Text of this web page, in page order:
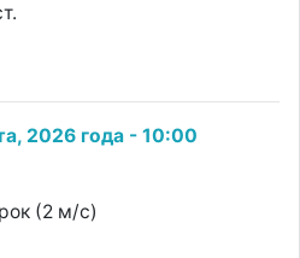
2026 года - 10:00
(2 м/с)